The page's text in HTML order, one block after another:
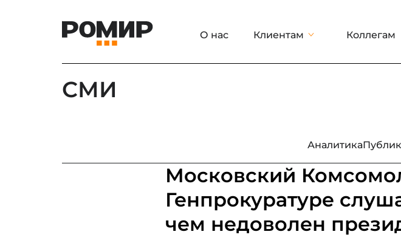
О нас Клиентам Коллегам
СМИ
Аналитика
Московский
Генпрокуратуре
чем недоволен